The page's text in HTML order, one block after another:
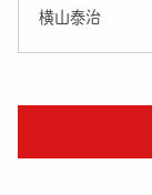
横山泰治